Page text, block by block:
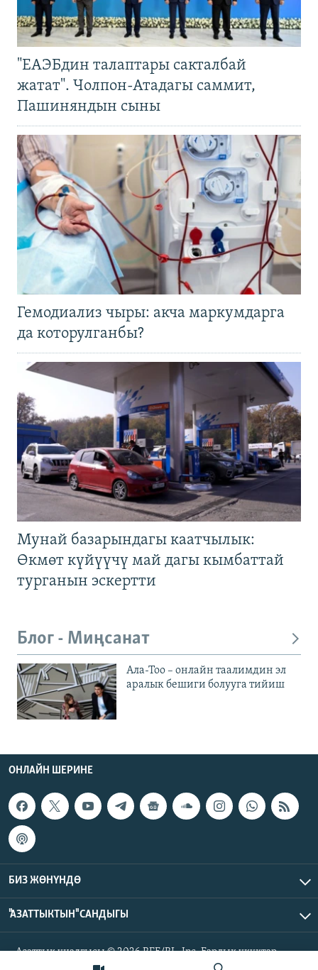
"ЕАЭБдин талаптары сакталбай
жатат". Чолпон-Атадагы саммит,
Пашиняндын сыны
Гемодиализ чыры: акча маркумдарга
да которулганбы?
Мунай базарындагы каатчылык:
Өкмөт күйүүчү май дагы кымбаттай
турганын эскертти
Блог - Миңсанат
Ала-Тоо – онлайн таалимдин эл
аралык бешиги болууга тийиш
ОНЛАЙН ШЕРИНЕ
БИЗ ЖӨНҮНДӨ
"АЗАТТЫКТЫН" САНДЫГЫ
Азаттык үналгысы © 2026 RFE/RL, Inc. Бардык укуктар